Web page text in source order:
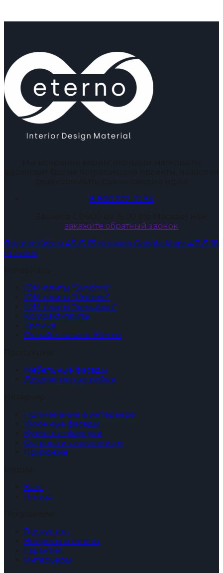
8 800 222-71-53
закажите обратный звонок
Яндекс Карты 4.5 /5 65 отзывов Google Maps 4.7 /5 18
отзывов
IDM-плиты "Synchro"
IDM-плиты "Unitone"
IDM-плиты "Sensation"
Kompakt-плиты
Кромка
Онлайн-каталог Eterno
Мебельные фасады
Декоративные рейки
Применение в интерьере
Кухонные фасады
Кухонные фартуки
Острова и столешницы
Прихожие
Блог
Видео
Где купить
Вопросы и ответы
Гарантия
Интерьеры